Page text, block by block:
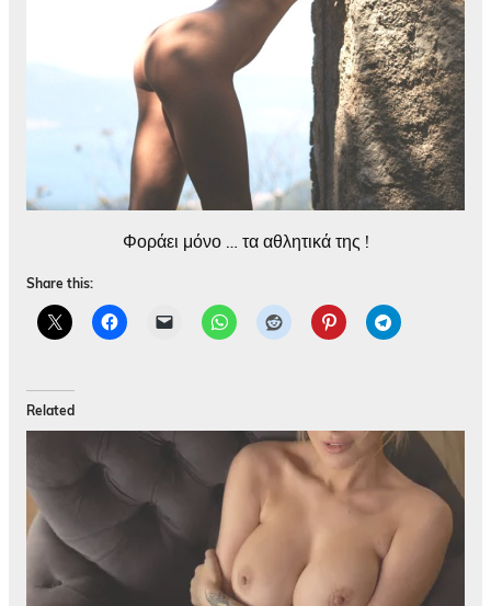
Φοράει μόνο … τα αθλητικά της !
Share this:
Related